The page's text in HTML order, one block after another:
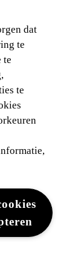
dat
te
te
te